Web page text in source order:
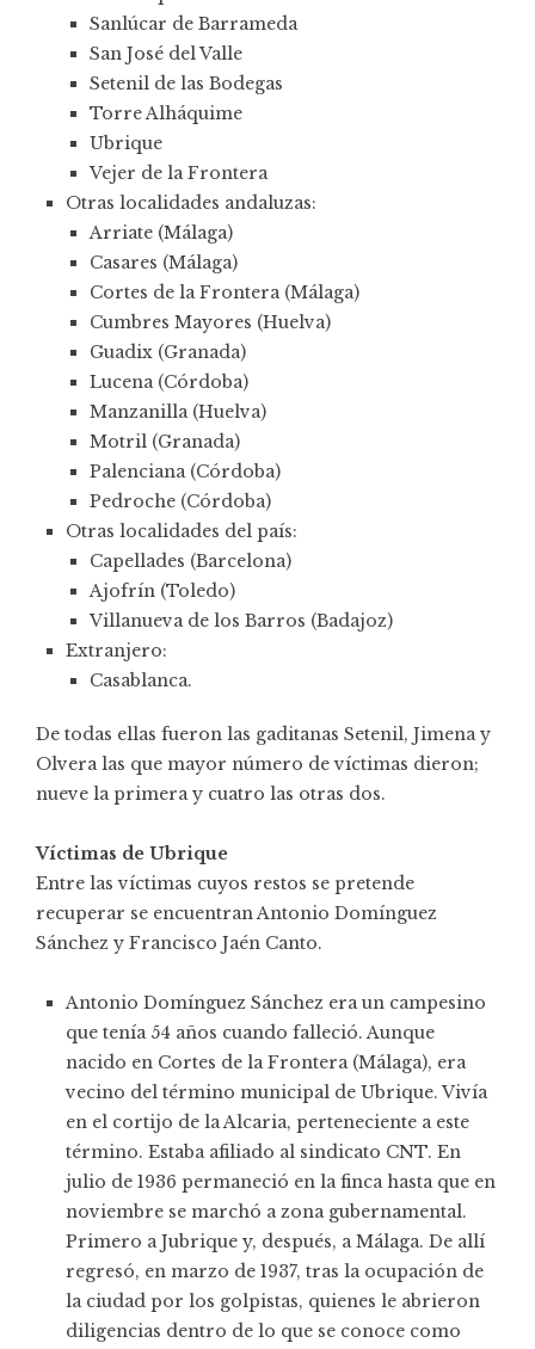
Sanlúcar de Barrameda
San José del Valle
Setenil de las Bodegas
Torre Alháquime
Ubrique
Vejer de la Frontera
Otras localidades andaluzas:
Arriate (Málaga)
Casares (Málaga)
Cortes de la Frontera (Málaga)
Cumbres Mayores (Huelva)
Guadix (Granada)
Lucena (Córdoba)
Manzanilla (Huelva)
Motril (Granada)
Palenciana (Córdoba)
Pedroche (Córdoba)
Otras localidades del país:
Capellades (Barcelona)
Ajofrín (Toledo)
Villanueva de los Barros (Badajoz)
Extranjero:
Casablanca.
De todas ellas fueron las gaditanas Setenil, Jimena y
Olvera las que mayor número de víctimas dieron;
nueve la primera y cuatro las otras dos.
Víctimas de Ubrique
Entre las víctimas cuyos restos se pretende
recuperar se encuentran Antonio Domínguez
Sánchez y Francisco Jaén Canto.
Antonio Domínguez Sánchez era un campesino
que tenía 54 años cuando falleció. Aunque
nacido en Cortes de la Frontera (Málaga), era
vecino del término municipal de Ubrique. Vivía
en el cortijo de la Alcaria, perteneciente a este
término. Estaba afiliado al sindicato CNT. En
julio de 1936 permaneció en la finca hasta que en
noviembre se marchó a zona gubernamental.
Primero a Jubrique y, después, a Málaga. De allí
regresó, en marzo de 1937, tras la ocupación de
la ciudad por los golpistas, quienes le abrieron
diligencias dentro de lo que se conoce como